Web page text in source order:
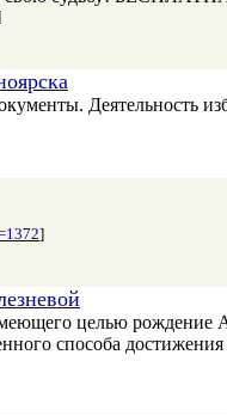
Деятельность
]
целью
способа